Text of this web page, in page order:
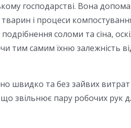
господарстві. Вона
і процеси
соломи та сіна,
тим самим їхню залежність
швидко та без зайвих
звільнює пару робочих рук